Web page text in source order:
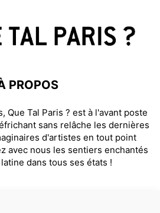
PROPOS
Que Tal Paris ? est à l'avant poste
sans relâche les dernières
d'artistes en tout point
avec nous les sentiers enchantés
dans tous ses états !